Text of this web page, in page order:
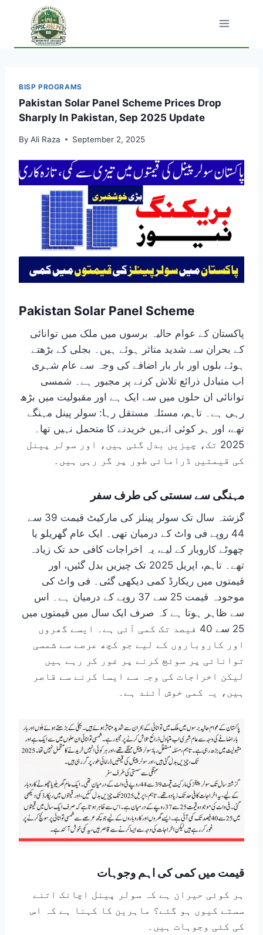
content
BISP PROGRAMS
Pakistan Solar Panel Scheme Prices Drop
Sharply In Pakistan, Sep 2025 Update
By Ali Raza September 2, 2025
Pakistan Solar Panel Scheme
پاکستان کے عوام حالیہ برسوں میں ملک میں توانائی
کے بحران سے شدید متاثر ہوئے ہیں۔ بجلی کے بڑھتے
ہوئے بلوں اور بار بار اضافے کی وجہ سے عام شہری
اب متبادل ذرائع تلاش کرنے پر مجبور ہے۔ شمسی
توانائی ان حلوں میں سے ایک ہے اور مقبولیت میں بڑھ
رہی ہے۔ تاہم، مسئلہ مستقل رہا: سولر پینل مہنگے
تھے، اور ہر کوئی انہیں خریدنے کا متحمل نہیں تھا۔
2025 تک، چیزیں بدل گئی ہیں، اور سولر پینل
کی قیمتیں ڈرامائی طور پر گر رہی ہیں۔
مہنگی سے سستی کی طرف سفر
گزشتہ سال تک سولر پینلز کی مارکیٹ قیمت 39 سے
44 روپے فی واٹ کے درمیان تھی۔ ایک عام گھریلو یا
چھوٹے کاروبار کے لیے، یہ اخراجات کافی حد تک زیادہ
تھے۔ تاہم، اپریل 2025 تک چیزیں بدل گئیں، اور
قیمتوں میں ریکارڈ کمی دیکھی گئی۔ فی واٹ کی
موجودہ قیمت 25 سے 37 روپے کے درمیان ہے۔ اس
سے ظاہر ہوتا ہے کہ صرف ایک سال میں قیمتوں میں
25 سے 40 فیصد تک کمی آئی ہے۔ ایسے گھروں
اور کاروباروں کے لیے جو کچھ عرصے سے شمسی
توانائی پر سوئچ کرنے پر غور کر رہے ہیں
لیکن اخراجات کی وجہ سے ایسا کرنے سے قاصر
ہیں، یہ کمی خوش آئند ہے۔
قیمت میں کمی کی اہم وجوہات
ہر کوئی حیران ہے کہ سولر پینل اچانک اتنے
سستے کیوں ہو گئے؟ ماہرین کا کہنا ہے کہ اس
کی کئی وجوہات ہیں۔